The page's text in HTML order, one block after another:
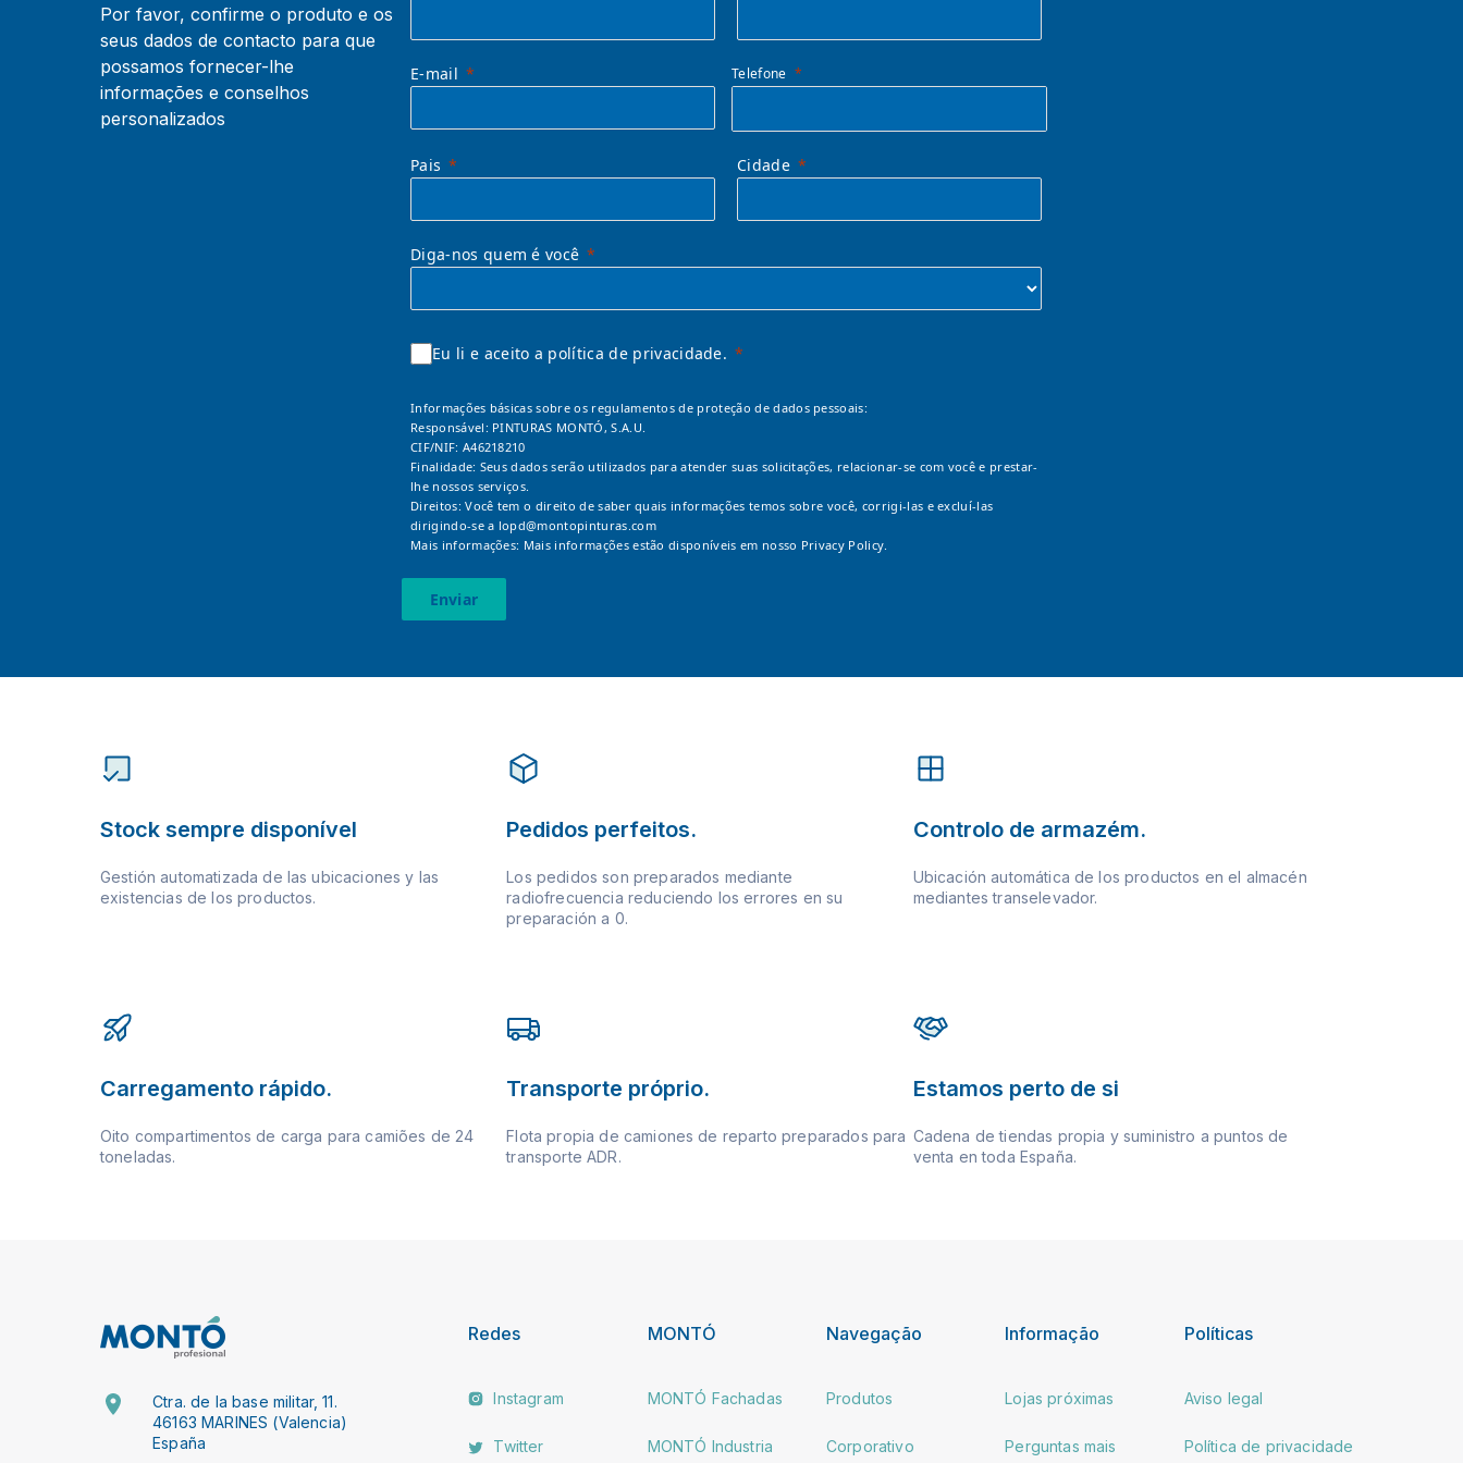
Por favor, confirme o produto e os
seus dados de contacto para que
possamos fornecer-lhe
informações e conselhos
personalizados
E-mail Telefone
Pais Cidade
Diga-nos quem é você
Eu li e aceito a política de privacidade.
Informações básicas sobre os regulamentos de proteção de dados pessoais:
Responsável: PINTURAS MONTÓ, S.A.U.
CIF/NIF: A46218210
Finalidade: Seus dados serão utilizados para atender suas solicitações, relacionar-se com você e prestar-
lhe nossos serviços.
Direitos: Você tem o direito de saber quais informações temos sobre você, corrigi-las e excluí-las
dirigindo-se a lopd@montopinturas.com
Mais informações: Mais informações estão disponíveis em nosso Privacy Policy.
Enviar
Stock sempre disponível
Gestión automatizada de las ubicaciones y las
existencias de los productos.
Pedidos perfeitos.
Los pedidos son preparados mediante
radiofrecuencia reduciendo los errores en su
preparación a 0.
Controlo de armazém.
Ubicación automática de los productos en el almacén
mediantes transelevador.
Carregamento rápido.
Oito compartimentos de carga para camiões de 24
toneladas.
Transporte próprio.
Flota propia de camiones de reparto preparados para
transporte ADR.
Estamos perto de si
Cadena de tiendas propia y suministro a puntos de
venta en toda España.
Ctra. de la base militar, 11.
46163 MARINES (Valencia)
España
Redes
Instagram
Twitter
MONTÓ
MONTÓ Fachadas
MONTÓ Industria
Navegação
Produtos
Corporativo
Informação
Lojas próximas
Perguntas mais
Políticas
Aviso legal
Política de privacidade